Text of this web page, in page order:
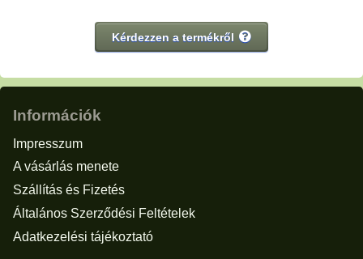
Kérdezzen a termékről
Információk
Impresszum
A vásárlás menete
Szállítás és Fizetés
Általános Szerződési Feltételek
Adatkezelési tájékoztató